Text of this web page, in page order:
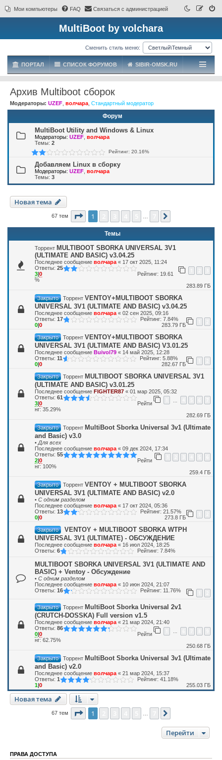
Мои компьютеры FAQ Связаться с администрацией
MultiBoot by volchara
Сменить стиль меню:
ПОРТАЛ СПИСОК ФОРУМОВ SIBIR-OMSK.RU
Архив Multiboot сборок
Модераторы: UZEF волчара Стандартный модератор
Форум
MultiBoot Utility and Windows & Linux
Модераторы: UZEF волчара
Темы: 2
Рейтинг: 20.16%
Добавляем Linux в сборку
Модераторы: UZEF волчара
Темы: 3
Новая тема
67 тем Страница
1
Темы
Торрент MULTIBOOT SBORKA UNIVERSAL 3V1
(ULTIMATE AND BASIC) v3.04.25
Последнее сообщение волчара « 17 окт 2025, 11:24
Ответы: 25
3|0
Рейтинг: 19.61
%
283.89 ГБ
Закрыто Торрент VENTOY+MULTIBOOT SBORKA
UNIVERSAL 3V1 (ULTIMATE AND BASIC) v3.04.25
Последнее сообщение волчара « 02 сен 2025, 09:16
Ответы: 17
0|0
Рейтинг: 7.84%
283.79 ГБ
Закрыто Торрент VENTOY+MULTIBOOT SBORKA
UNIVERSAL 3V1 (ULTIMATE AND BASIC) V3.01.25
Последнее сообщение Buivol79 « 14 май 2025, 12:28
Ответы: 11
0|0
Рейтинг: 5.88%
282.67 ГБ
Закрыто Торрент MULTIBOOT SBORKA UNIVERSAL 3V1
(ULTIMATE AND BASIC) v3.01.25
Последнее сообщение FIGHTER87 « 01 мар 2025, 05:32
Ответы: 61
3|0
Рейти
нг: 35.29%
282.69 ГБ
Закрыто Торрент MultiBoot Sborka Universal 3v1 (Ultimate
and Basic) v3.0
• Для всех
Последнее сообщение волчара « 09 дек 2024, 17:34
Ответы: 55
2|0
Рейти
нг: 100%
259.4 ГБ
Закрыто Торрент VENTOY + MULTIBOOT SBORKA
UNIVERSAL 3V1 (ULTIMATE AND BASIC) v2.0
• С одним разделом
Последнее сообщение волчара « 17 окт 2024, 05:36
Ответы: 13
0|0
Рейтинг: 21.57%
273.8 ГБ
Закрыто
VENTOY + MULTIBOOT SBORKA WTPH
UNIVERSAL 3V1 (ULTIMATE) - ОБСУЖДЕНИЕ
Последнее сообщение волчара « 16 июл 2024, 18:25
Ответы: 6 Рейтинг: 7.84%
MULTIBOOT SBORKA UNIVERSAL 3V1 (ULTIMATE AND
BASIC) + Ventoy - Обсуждение
• С одним разделом
Последнее сообщение волчара « 10 июн 2024, 21:07
Ответы: 16 Рейтинг: 11.76%
Закрыто Торрент MultiBoot Sborka Universal 2v1
(CRUTCH-DOSSKA) Full version v1.5
Последнее сообщение волчара « 21 мар 2024, 21:40
Ответы: 86
0|0 …
Рейти
нг: 62.75%
250.68 ГБ
Закрыто Торрент MultiBoot Sborka Universal 3v1 (Ultimate
and Basic) v2.0
Последнее сообщение волчара « 21 мар 2024, 15:37
Ответы: 1
1|0
Рейтинг: 41.18%
255.03 ГБ
Новая тема
67 тем Страница
1
Перейти
ПРАВА ДОСТУПА